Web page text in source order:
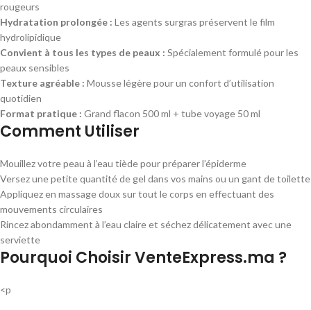
rougeurs
Hydratation prolongée : Les agents surgras préservent le film
hydrolipidique
Convient à tous les types de peaux : Spécialement formulé pour les
peaux sensibles
Texture agréable : Mousse légère pour un confort d’utilisation
quotidien
Format pratique : Grand flacon 500 ml + tube voyage 50 ml
Comment Utiliser
Mouillez votre peau à l’eau tiède pour préparer l’épiderme
Versez une petite quantité de gel dans vos mains ou un gant de toilette
Appliquez en massage doux sur tout le corps en effectuant des
mouvements circulaires
Rincez abondamment à l’eau claire et séchez délicatement avec une
serviette
Pourquoi Choisir VenteExpress.ma ?
<p